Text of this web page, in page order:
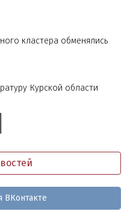
кластера обменялись
Курской области
ВКонтакте